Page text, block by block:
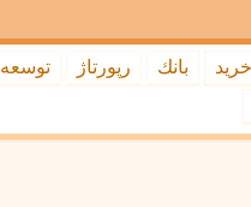
خرید بانك رپورتاژ توسعه